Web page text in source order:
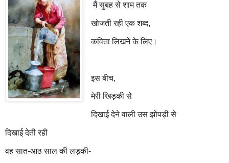
मैं सुबह से शाम तक
खोजती रही एक शब्द,
कविता लिखने के लिए।
इस बीच,
मेरी खिड़की से
दिखाई देने वाली उस झोपड़ी से
दिखाई देती रही
वह सात-आठ साल की लड़की-